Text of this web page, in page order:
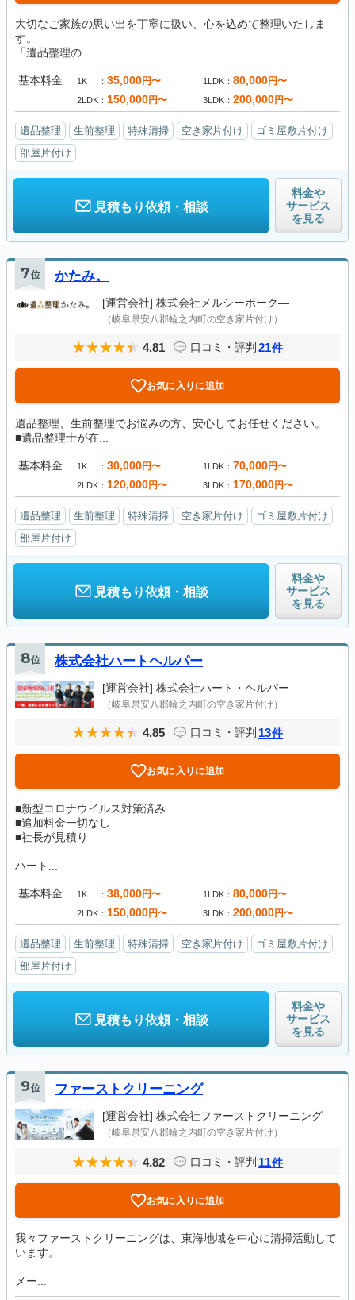
大切なご家族の思い出を丁寧に扱い、心を込めて整理いたしま
す。
「遺品整理の...
基本料金 1K 35,000円〜 1LDK 80,000円〜
2LDK 150,000円〜 3LDK 200,000円〜
遺品整理 生前整理 特殊清掃 空き家片付け
ゴミ屋敷片付け
部屋片付け
見積もり依頼・相談
料金や
サービス
を見る
7位 かたみ。
[運営会社] 株式会社メルシーボーク―
（岐阜県安八郡輪之内町の空き家片付け）
4.81 口コミ・評判 21件
お気に入りに追加
遺品整理、生前整理でお悩みの方、安心してお任せください。
■遺品整理士が在...
基本料金 1K 30,000円〜 1LDK 70,000円〜
2LDK 120,000円〜 3LDK 170,000円〜
遺品整理 生前整理 特殊清掃 空き家片付け
ゴミ屋敷片付け
部屋片付け
見積もり依頼・相談
料金や
サービス
を見る
8位 株式会社ハートヘルパー
[運営会社] 株式会社ハート・ヘルパー
（岐阜県安八郡輪之内町の空き家片付け）
4.85 口コミ・評判 13件
お気に入りに追加
■新型コロナウイルス対策済み
■追加料金一切なし
■社長が見積り
ハート...
基本料金 1K 38,000円〜 1LDK 80,000円〜
2LDK 150,000円〜 3LDK 200,000円〜
遺品整理 生前整理 特殊清掃 空き家片付け
ゴミ屋敷片付け
部屋片付け
見積もり依頼・相談
料金や
サービス
を見る
9位 ファーストクリーニング
[運営会社] 株式会社ファーストクリーニング
（岐阜県安八郡輪之内町の空き家片付け）
4.82 口コミ・評判 11件
お気に入りに追加
我々ファーストクリーニングは、東海地域を中心に清掃活動して
います。
メー...